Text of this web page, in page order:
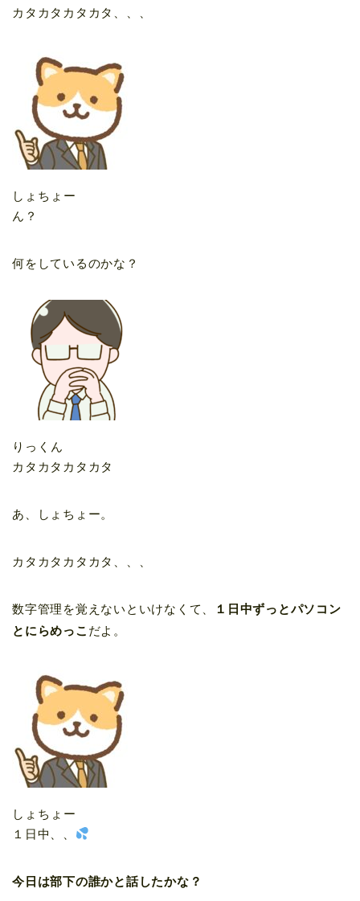
カタカタカタカタ、、、
しょちょー
ん？
何をしているのかな？
りっくん
カタカタカタカタ
あ、しょちょー。
カタカタカタカタ、、、
数字管理を覚えないといけなくて、
１日中ずっとパソコン
とにらめっこ だよ。
しょちょー
１日中、、
今日は部下の誰かと話したかな？